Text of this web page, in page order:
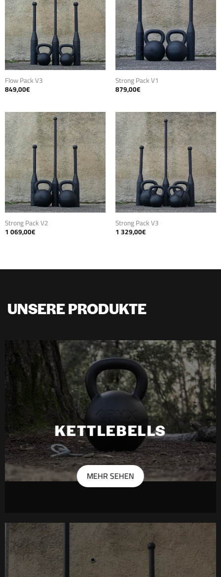
Flow Pack V3
849,00€
Strong Pack V1
879,00€
Strong Pack V2
1 069,00€
Strong Pack V3
1 329,00€
UNSERE PRODUKTE
KETTLEBELLS
MEHR SEHEN